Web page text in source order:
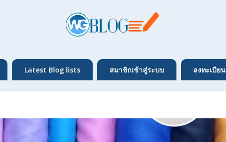
Latest Blog lists สมาชิกเข้าสู่ระบบ ลงทะเบียน